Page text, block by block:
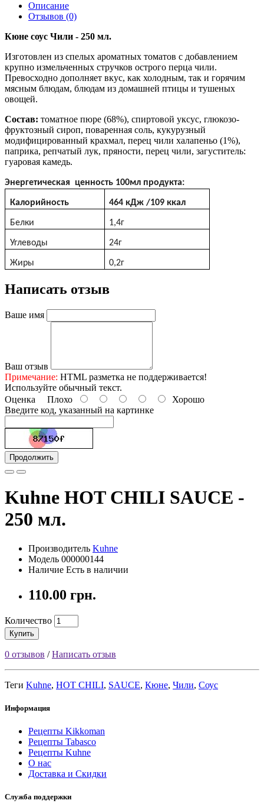
Описание
Отзывов (0)
Кюне соус Чили - 250 мл.
Изготовлен из спелых ароматных томатов с добавлением
крупно измельченных стручков острого перца чили.
Превосходно дополняет вкус, как холодным, так и горячим
мясным блюдам, блюдам из домашней птицы и тушеных
овощей.
Состав: томатное пюре (68%), спиртовой уксус, глюкозо-
фруктозный сироп, поваренная соль, кукурузный
модифицированный крахмал, перец чили халапеньо (1%),
паприка, репчатый лук, пряности, перец чили, загуститель:
гуаровая камедь.
Энергетическая ценность 100мл продукта:
Калорийность 464 кДж /109 ккал
Белки 1,4г
Углеводы 24г
Жиры 0,2г
Написать отзыв
Ваше имя
Ваш отзыв
Примечание: HTML разметка не поддерживается!
Используйте обычный текст.
Оценка Плохо
Хорошо
Введите код, указанный на картинке
Продолжить
Kuhne HOT CHILI SAUCE -
250 мл.
Производитель Kuhne
Модель 000000144
Наличие Есть в наличии
110.00 грн.
Количество
Купить
0 отзывов /Написать отзыв
Теги Kuhne, HOT CHILI, SAUCE, Кюне, Чили, Соус
Информация
Рецепты Kikkoman
Рецепты Tabasco
Рецепты Kuhne
О нас
Доставка и Скидки
Служба поддержки